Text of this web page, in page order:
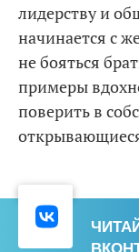
лидерству и
начинается с
не бояться
примеры
поверить в